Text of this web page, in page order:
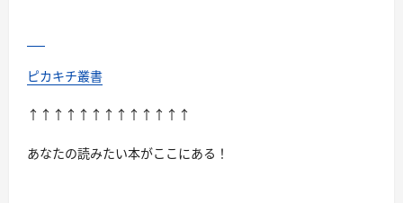
ピカキチ叢書
↑↑↑↑↑↑↑↑↑↑↑↑↑
あなたの読みたい本がここにある！